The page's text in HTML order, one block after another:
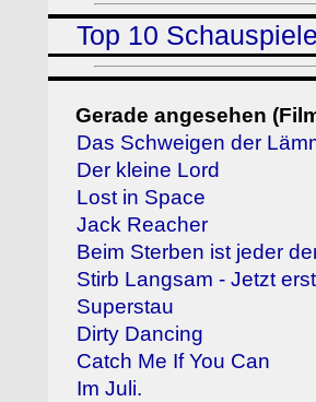
Top 10
Gerade angesehen
Das Schweigen der
Der kleine Lord
Lost in Space
Jack Reacher
Beim Sterben ist jeder
Stirb Langsam - Jetzt
Superstau
Dirty Dancing
Catch Me If You Can
Im Juli.